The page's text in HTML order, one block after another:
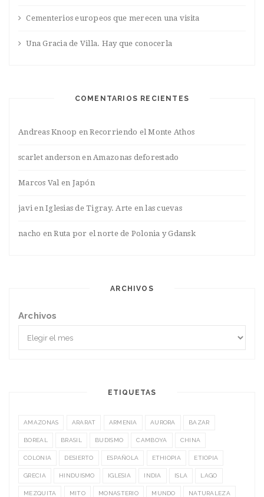
Cementerios europeos que merecen una visita
Una Gracia de Villa. Hay que conocerla
COMENTARIOS RECIENTES
Andreas Knoop enRecorriendo el Monte Athos
scarlet anderson enAmazonas deforestado
Marcos Valen Japón
javienIglesias de Tigray. Arte en las cuevas
nacho enRuta por el norte de Polonia y Gdansk
ARCHIVOS
Archivos
ETIQUETAS
AMAZONAS ARARAT ARMENIA AURORA BAZAR
BOREAL BRASIL BUDISMO CAMBOYA CHINA
COLONIA DESIERTO ESPAÑOLA ETHIOPIA ETIOPIA
GRECIA HINDUISMO IGLESIA INDIA ISLA LAGO
MEZQUITA MITO MONASTERIO MUNDO NATURALEZA